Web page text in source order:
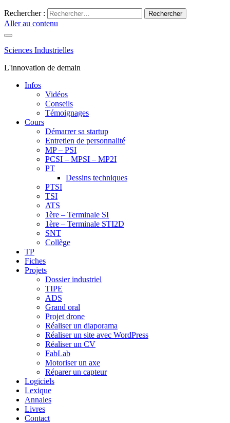
Rechercher :
Aller au contenu
Sciences Industrielles
L'innovation de demain
Infos
Vidéos
Conseils
Témoignages
Cours
Démarrer sa startup
Entretien de personnalité
MP – PSI
PCSI – MPSI – MP2I
PT
Dessins techniques
PTSI
TSI
ATS
1ère – Terminale SI
1ère – Terminale STI2D
SNT
Collège
TP
Fiches
Projets
Dossier industriel
TIPE
ADS
Grand oral
Projet drone
Réaliser un diaporama
Réaliser un site avec WordPress
Réaliser un CV
FabLab
Motoriser un axe
Réparer un capteur
Logiciels
Lexique
Annales
Livres
Contact